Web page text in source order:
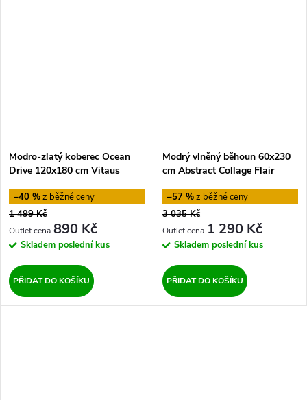
Modro-zlatý koberec Ocean
Drive 120x180 cm Vitaus
–40 %
1 499 Kč
890 Kč
Skladem poslední kus
PŘIDAT DO KOŠÍKU
Modrý vlněný běhoun 60x230
cm Abstract Collage Flair
–57 %
3 035 Kč
1 290 Kč
Skladem poslední kus
PŘIDAT DO KOŠÍKU